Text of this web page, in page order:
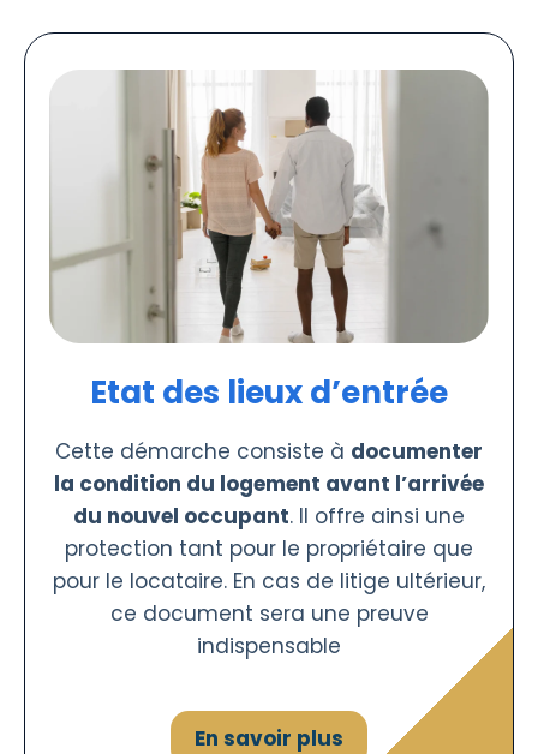
Etat des lieux d’entrée
Cette démarche consiste à documenter
la condition du logement avant l’arrivée
du nouvel occupant. Il offre ainsi une
protection tant pour le propriétaire que
pour le locataire. En cas de litige ultérieur,
ce document sera une preuve
indispensable
En savoir plus